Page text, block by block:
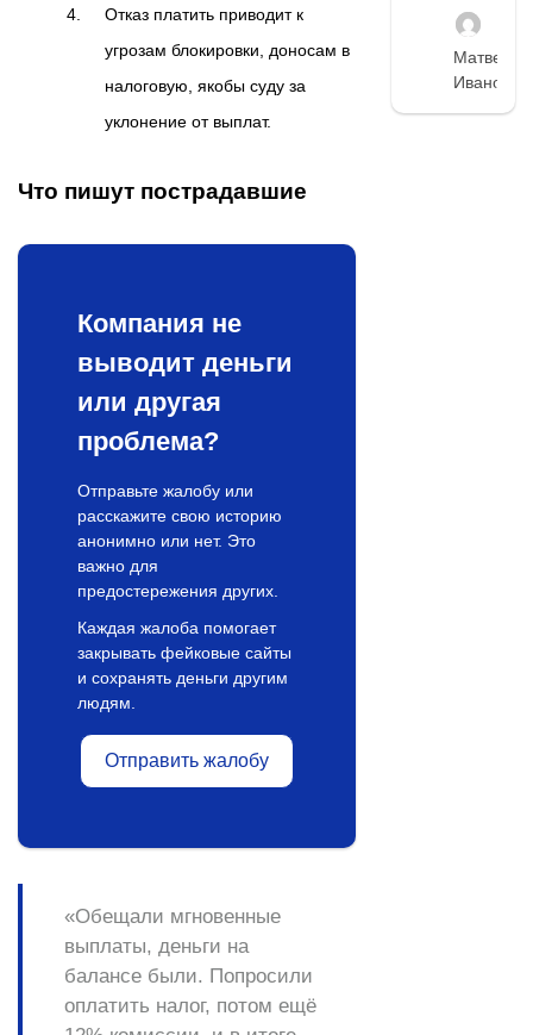
Отказ платить приводит к
угрозам блокировки, доносам в
налоговую, якобы суду за
уклонение от выплат.
Что пишут пострадавшие
Компания не
выводит деньги
или другая
проблема?
Отправьте жалобу или
расскажите свою историю
анонимно или нет. Это
важно для
предостережения других.
Каждая жалоба помогает
закрывать фейковые сайты
и сохранять деньги другим
людям.
Отправить жалобу
«Обещали мгновенные
выплаты, деньги на
балансе были. Попросили
оплатить налог, потом ещё
Матвей
Иванов